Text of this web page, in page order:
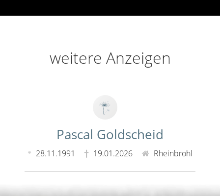
weitere Anzeigen
Pascal Goldscheid
28.11.1991 19.01.2026 Rheinbrohl